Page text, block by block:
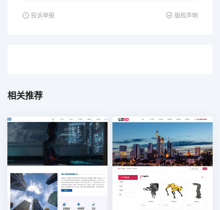
投诉举报 版权声明
相关推荐